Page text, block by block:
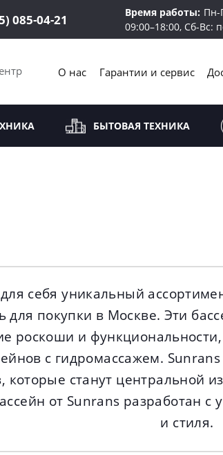
085-04-21 Время работы: Пн-
09:00–18:00, Сб-Вс:
О нас Гарантии и сервис
БЫТОВАЯ ТЕХНИКА
себя уникальный
для покупки в Москве. Эти
роскоши и
с гидромассажем.
которые станут центральной
от Sunrans разработан с
и стиля.